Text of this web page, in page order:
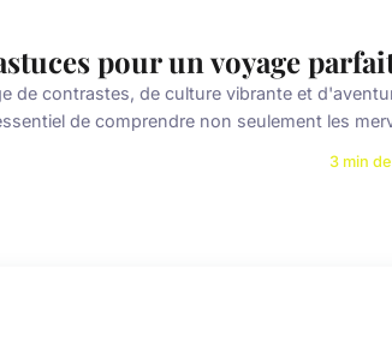
pour un voyage
de contrastes, de culture vibrante et
de comprendre non seulement les
3 min